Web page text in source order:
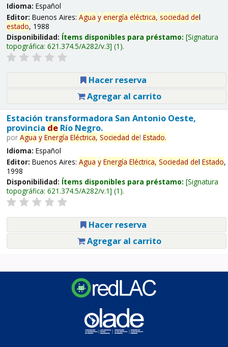
Idioma: Español
Editor: Buenos Aires: Agua y energía eléctrica, sociedad del
estado, 1988
Disponibilidad: Ítems disponibles para préstamo: Signatura
topográfica: 621.374.5/A282/v.3 (1).
Hacer reserva
Agregar al carrito
Estación transformadora San Antonio Oeste,
provincia deRío Negro.
por Agua y Energía Eléctrica, Sociedad del Estado.
Idioma: Español
Editor: Buenos Aires: Agua y Energía Eléctrica, Sociedad del Estado,
1998
Disponibilidad: Ítems disponibles para préstamo: Signatura
topográfica: 621.374.5/A282/v.1 (1).
Hacer reserva
Agregar al carrito